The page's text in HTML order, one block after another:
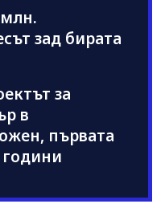
зад бирата
за
в
първата